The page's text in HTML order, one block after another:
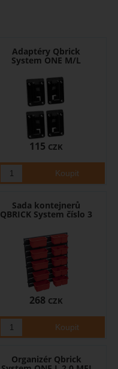
Adaptéry Qbrick
System ONE M/L
115 CZK
Sada kontejnerů
QBRICK System číslo 3
268 CZK
Organizér Qbrick